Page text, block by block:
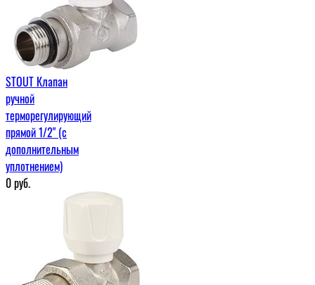
STOUT Клапан
ручной
терморегулирующий
прямой 1/2" (с
дополнительным
уплотнением)
0руб.